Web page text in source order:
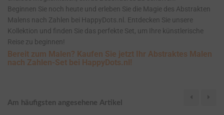
Beginnen Sie noch heute und erleben Sie die Magie des Abstrakten
Malens nach Zahlen bei HappyDots.nl. Entdecken Sie unsere
Kollektion und finden Sie das perfekte Set, um Ihre künstlerische
Reise zu beginnen!
Bereit zum Malen? Kaufen Sie jetzt Ihr Abstraktes Malen
nach Zahlen-Set bei HappyDots.nl!
Am häufigsten angesehene Artikel